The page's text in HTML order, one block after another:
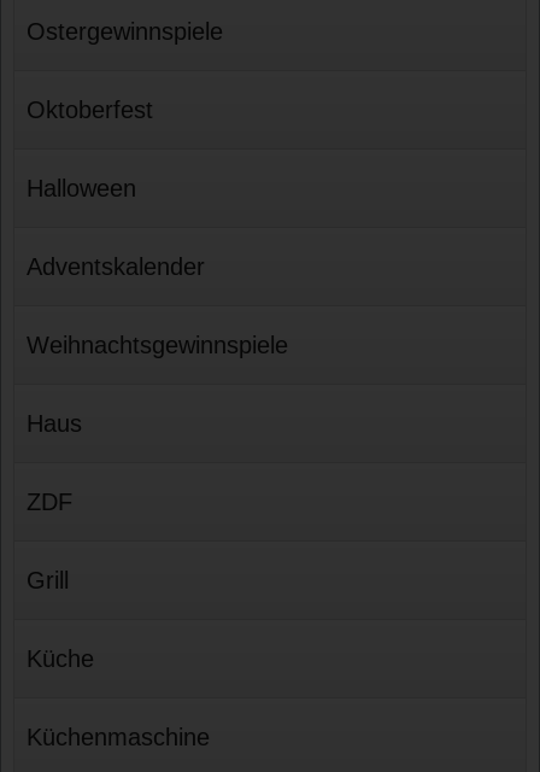
Ostergewinnspiele
Oktoberfest
Halloween
Adventskalender
Weihnachtsgewinnspiele
Haus
ZDF
Grill
Küche
Küchenmaschine